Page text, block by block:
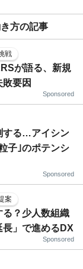
方の記事
戦
が語る、新規
要因
Sponsored
する…アイシン
子｣のポテンシ
Sponsored
案
？少人数組織
」で進めるDX
Sponsored